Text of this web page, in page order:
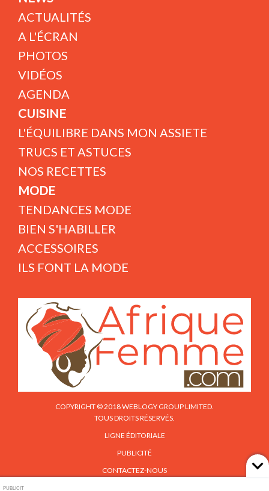
ACTUALITÉS
A L'ÉCRAN
PHOTOS
VIDÉOS
AGENDA
CUISINE
L'ÉQUILIBRE DANS MON ASSIETE
TRUCS ET ASTUCES
NOS RECETTES
MODE
TENDANCES MODE
BIEN S'HABILLER
ACCESSOIRES
ILS FONT LA MODE
COPYRIGHT © 2018 WEBLOGY GROUP LIMITED.
TOUS DROITS RÉSERVÉS.
LIGNE ÉDITORIALE
PUBLICITÉ
CONTACTEZ-NOUS
PUBLICIT